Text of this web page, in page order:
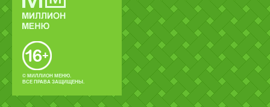
© МИЛЛИОН МЕНЮ.
ВСЕ ПРАВА ЗАЩИЩЕНЫ.